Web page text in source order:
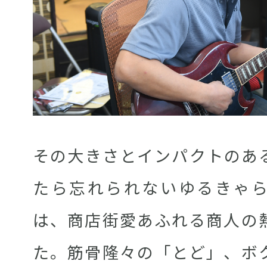
その大きさとインパクトのあ
たら忘れられないゆるきゃ
は、商店街愛あふれる商人の
た。筋骨隆々の「とど」、ボ